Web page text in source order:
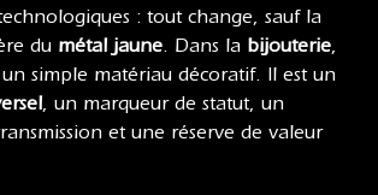
: tout change, sauf la
du métal jaune. Dans la bijouterie,
un simple matériau décoratif. Il est un
, un marqueur de statut, un
et une réserve de valeur